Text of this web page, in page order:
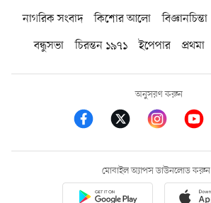
নাগরিক সংবাদ কিশোর আলো বিজ্ঞানচিন্তা
বন্ধুসভা
চিরন্তন ১৯৭১ ইপেপার প্রথমা
অনুসরণ করুন
মোবাইল অ্যাপস ডাউনলোড করুন